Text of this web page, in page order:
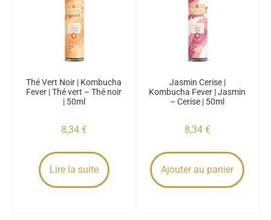
Thé Vert Noir | Kombucha
Fever | Thé vert – Thé noir
| 50ml
8,34 €
Lire la suite
Jasmin Cerise |
Kombucha Fever | Jasmin
– Cerise | 50ml
8,34 €
Ajouter au panier